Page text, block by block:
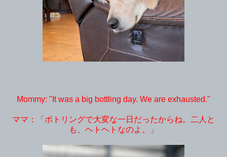
Mommy: "It was a big bottling day. We are exhausted."
ママ：「ボトリングで大変な一日だったからね。二人と
も、ヘトヘトなのよ。」